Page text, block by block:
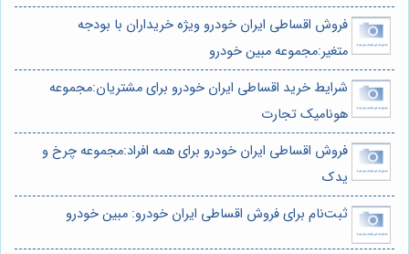
فروش اقساطی ایران خودرو ویژه خریداران با بودجه
متغیر:مجموعه مبین خودرو
شرایط خرید اقساطی ایران خودرو برای مشتریان:مجموعه
هونامیک تجارت
فروش اقساطی ایران خودرو برای همه افراد:مجموعه چرخ و
یدک
ثبت‌نام برای فروش اقساطی ایران خودرو: مبین خودرو